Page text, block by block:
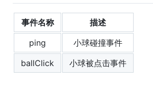
事件名称
描述
ping
小球碰撞事件
ballClick
小球被点击事件